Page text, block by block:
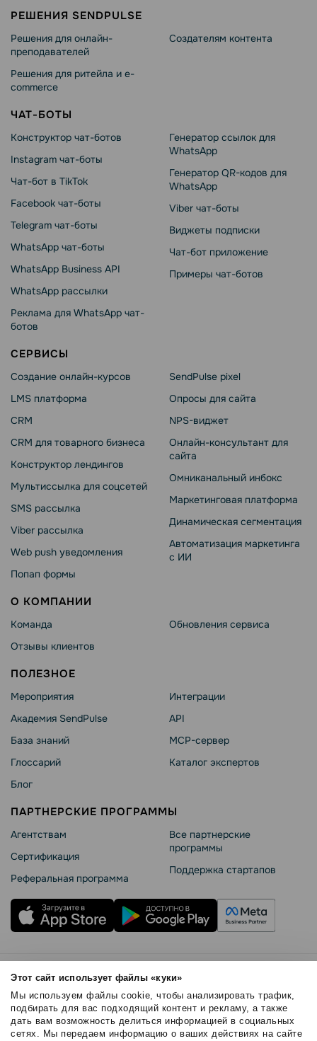
Этот сайт использует файлы «куки»
Мы используем файлы cookie, чтобы анализировать трафик,
подбирать для вас подходящий контент и рекламу, а также
дать вам возможность делиться информацией в социальных
сетях. Мы передаем информацию о ваших действиях на сайте
РЕШЕНИЯ SENDPULSE
Решения для онлайн-
преподавателей
Решения для ритейла и e-
commerce
Создателям контента
ЧАТ-БОТЫ
Конструктор чат-ботов
Instagram чат-боты
Чат-бот в TikTok
Facebook чат-боты
Telegram чат-боты
WhatsApp чат-боты
WhatsApp Business API
WhatsApp рассылки
Реклама для WhatsApp чат-
ботов
Генератор ссылок для
WhatsApp
Генератор QR-кодов для
WhatsApp
Viber чат-боты
Виджеты подписки
Чат-бот приложение
Примеры чат-ботов
СЕРВИСЫ
Создание онлайн-курсов
LMS платформа
CRM
CRM для товарного бизнеса
Конструктор лендингов
Мультиссылка для соцсетей
SMS рассылка
Viber рассылка
Web push уведомления
Попап формы
SendPulse pixel
Опросы для сайта
NPS-виджет
Онлайн-консультант для
сайта
Омниканальный инбокс
Маркетинговая платформа
Динамическая сегментация
Автоматизация маркетинга
с ИИ
О КОМПАНИИ
Команда
Отзывы клиентов
Обновления сервиса
ПОЛЕЗНОЕ
Мероприятия
Академия SendPulse
База знаний
Глоссарий
Блог
Интеграции
API
MCP-сервер
Каталог экспертов
ПАРТНЕРСКИЕ ПРОГРАММЫ
Агентствам
Сертификация
Реферальная программа
Все партнерские
программы
Поддержка стартапов
Правила использования
Безопасность SendPulse
Политика конфиденциальности
Политика Cookies